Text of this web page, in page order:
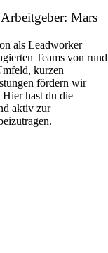
Mars
als Leadworker
Teams von rund
kurzen
fördern wir
hast du die
aktiv zur